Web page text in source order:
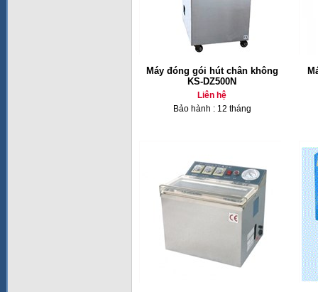
Máy đóng gói hút chân không
KS-DZ500N
Liên hệ
Bảo hành : 12 tháng